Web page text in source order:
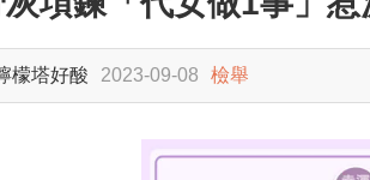
檬塔好酸 2023-09-08 檢舉